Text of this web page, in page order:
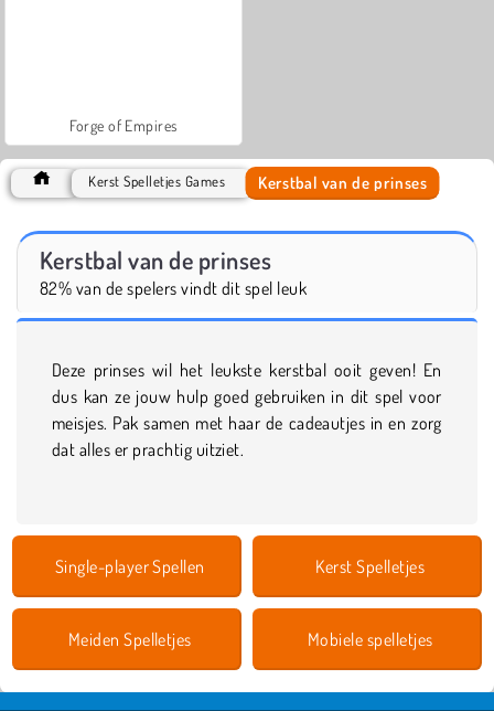
Forge of Empires
Kerst Spelletjes Games Kerstbal van de prinses
Kerstbal van de prinses
82% van de spelers vindt dit spel leuk
Deze prinses wil het leukste kerstbal ooit geven! En
dus kan ze jouw hulp goed gebruiken in dit spel voor
meisjes. Pak samen met haar de cadeautjes in en zorg
dat alles er prachtig uitziet.
Single-player Spellen Kerst Spelletjes
Meiden Spelletjes Mobiele spelletjes